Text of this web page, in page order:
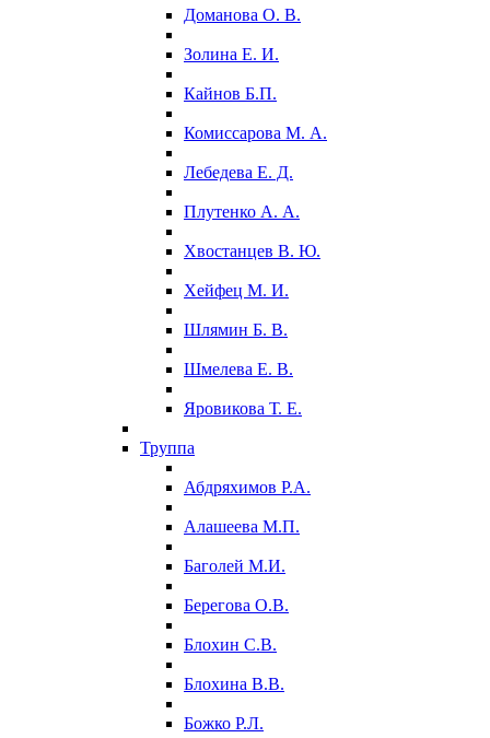
Доманова О. В.
Золина Е. И.
Кайнов Б.П.
Комиссарова М. А.
Лебедева Е. Д.
Плутенко А. А.
Хвостанцев В. Ю.
Хейфец М. И.
Шлямин Б. В.
Шмелева Е. В.
Яровикова Т. Е.
Труппа
Абдряхимов Р.А.
Алашеева М.П.
Баголей М.И.
Берегова О.В.
Блохин С.В.
Блохина В.В.
Божко Р.Л.